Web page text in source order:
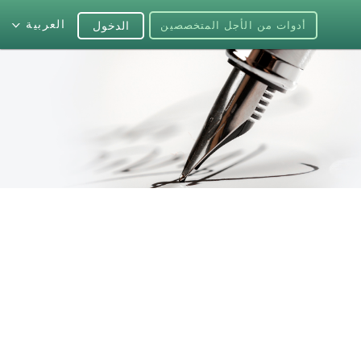
أدوات من الأجل المتخصصين العربية الدخول